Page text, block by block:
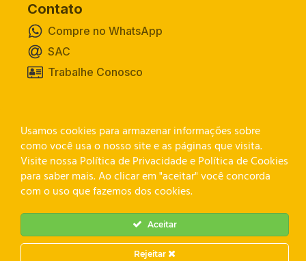
Contato
Compre no WhatsApp
SAC
Trabalhe Conosco
Usamos cookies para armazenar informações sobre
como você usa o nosso site e as páginas que visita.
Visite nossa Política de Privacidade e Política de Cookies
para saber mais. Ao clicar em "aceitar" você concorda
com o uso que fazemos dos cookies.
Aceitar
Rejeitar